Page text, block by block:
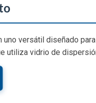
versátil diseñado
utiliza vidrio de
y fantasmas para
de movimiento de la
enfoque automático